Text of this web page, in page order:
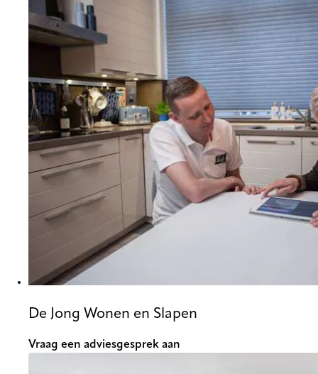
De Jong Wonen en Slapen
Vraag een adviesgesprek aan